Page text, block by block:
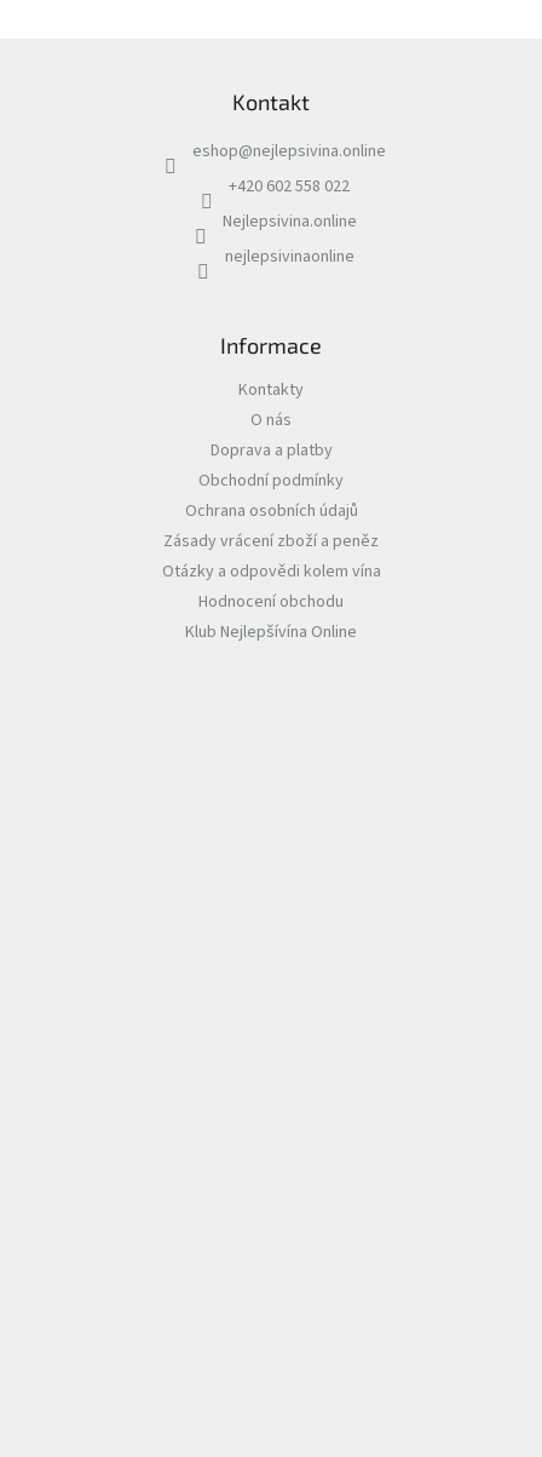
Kontakt
eshop@nejlepsivina.online
+420 602 558 022
Nejlepsivina.online
nejlepsivinaonline
Informace
Kontakty
O nás
Doprava a platby
Obchodní podmínky
Ochrana osobních údajů
Zásady vrácení zboží a peněz
Otázky a odpovědi kolem vína
Hodnocení obchodu
Klub Nejlepšívína Online